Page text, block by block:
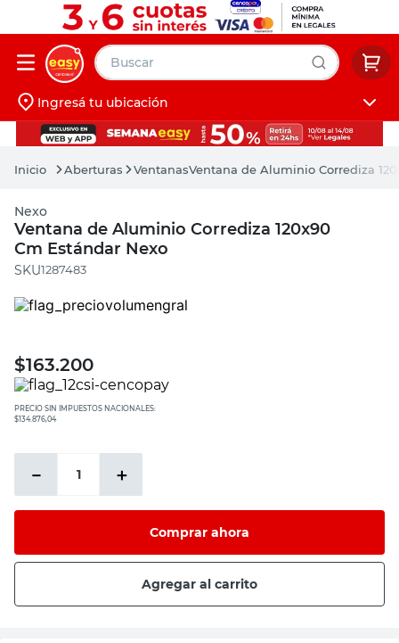
Buscar
Iniciá sesión
Ingresá tu ubicación
Aberturas VentanasVentana de Aluminio Corrediza
Nexo
Ventana de Aluminio Corrediza 120x90
Cm Estándar Nexo
:1287483
$163.200
PRECIO SIN IMPUESTOS NACIONALES:
$134.876,04
＋
－
Comprar ahora
Agregar al carrito
muebles
pintura
escritorio
puertas
placard